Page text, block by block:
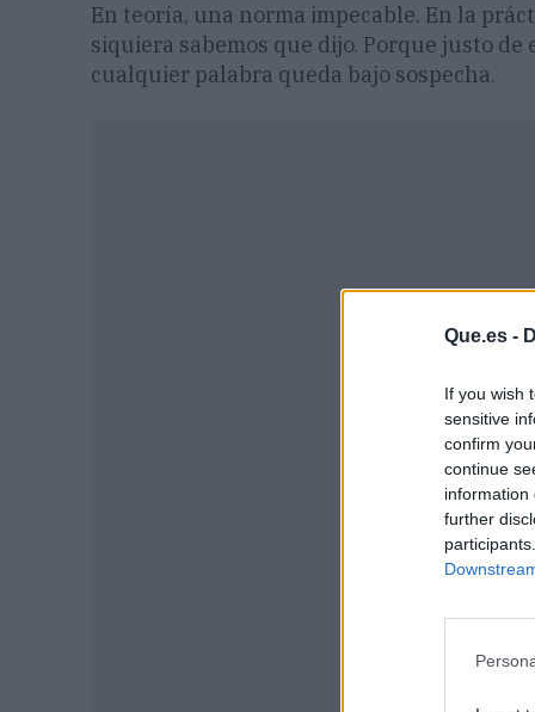
Que.es -
If you wish
sensitive
confirm
continue
information
further
En teoría, una norma impecable. En la
siquiera sabemos que dijo. Porque justo
cualquier palabra queda bajo sospecha.